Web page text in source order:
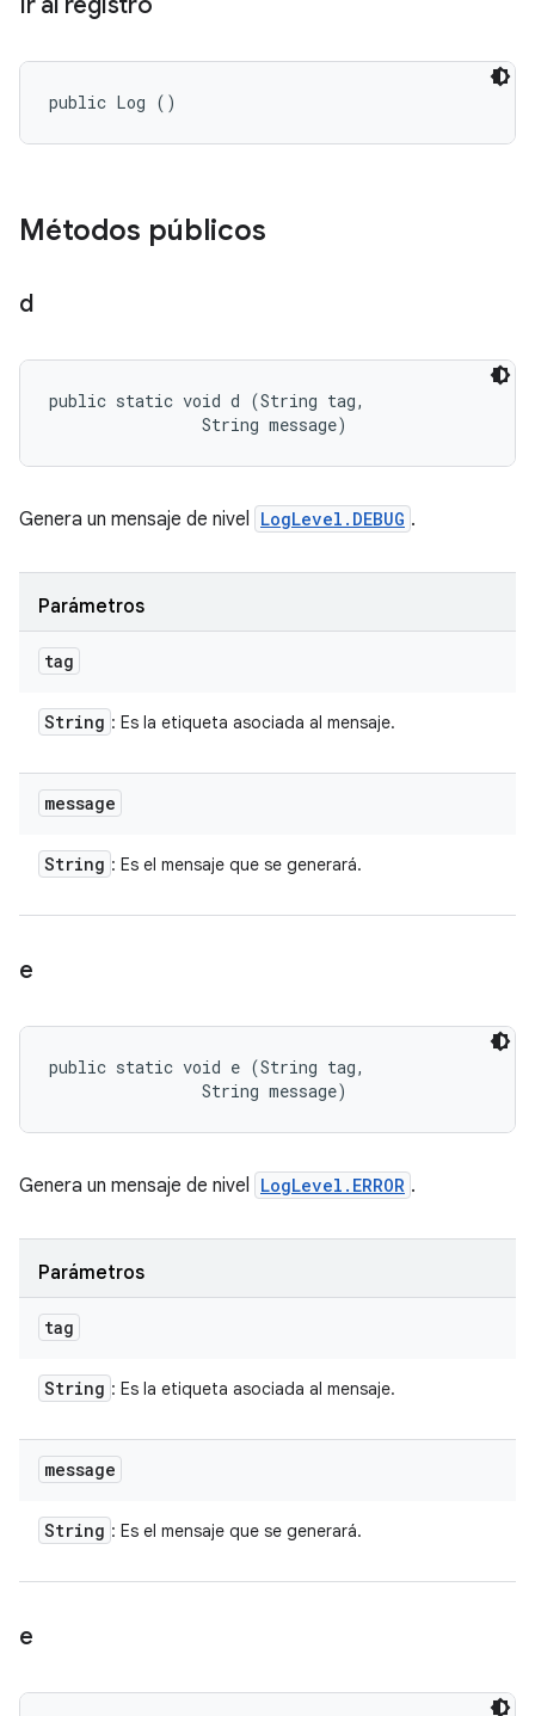
public Log ()
Métodos públicos
d
public static void d (String tag,
                String message)
Genera un mensaje de nivel LogLevel.DEBUG .
Parámetros
tag
String : Es la etiqueta asociada al mensaje.
message
String : Es el mensaje que se generará.
e
public static void e (String tag,
                String message)
Genera un mensaje de nivel LogLevel.ERROR .
Parámetros
tag
String : Es la etiqueta asociada al mensaje.
message
String : Es el mensaje que se generará.
e